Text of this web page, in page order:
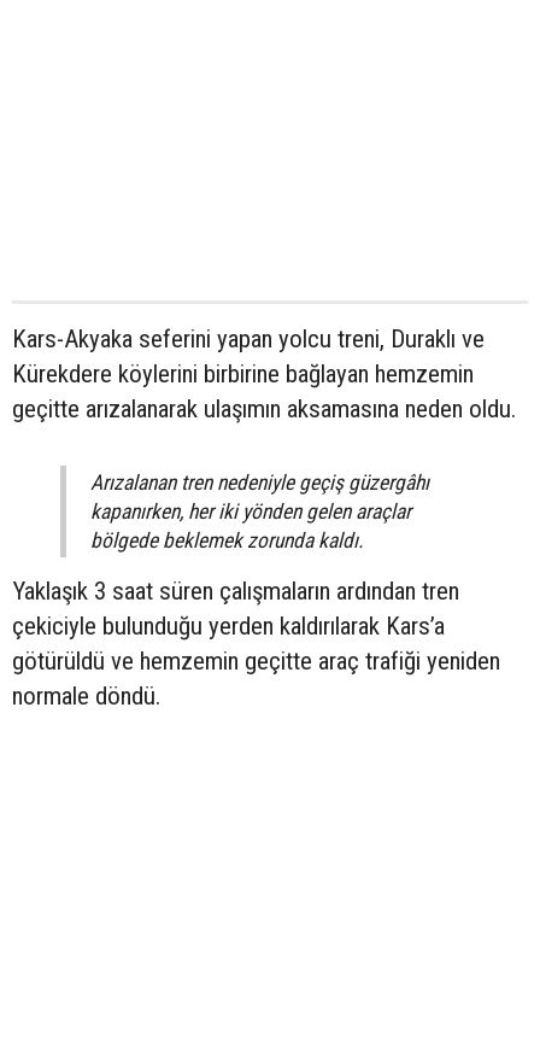
Kars-Akyaka seferini yapan yolcu treni, Duraklı ve
Kürekdere köylerini birbirine bağlayan hemzemin
geçitte arızalanarak ulaşımın aksamasına neden oldu.
Arızalanan tren nedeniyle geçiş güzergâhı
kapanırken, her iki yönden gelen araçlar
bölgede beklemek zorunda kaldı.
Yaklaşık 3 saat süren çalışmaların ardından tren
çekiciyle bulunduğu yerden kaldırılarak Kars’a
götürüldü ve hemzemin geçitte araç trafiği yeniden
normale döndü.